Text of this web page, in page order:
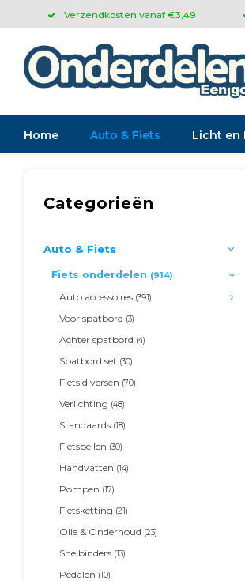
Verzendkosten vanaf €3,49
Home Auto & Fiets Licht en
Categorieën
Auto & Fiets
Fiets onderdelen (914)
Auto accessoires (391)
Voor spatbord (3)
Achter spatbord (4)
Spatbord set (30)
Fiets diversen (70)
Verlichting (48)
Standaards (18)
Fietsbellen (30)
Handvatten (14)
Pompen (17)
Fietsketting (21)
Olie & Onderhoud (23)
Snelbinders (13)
Pedalen (10)